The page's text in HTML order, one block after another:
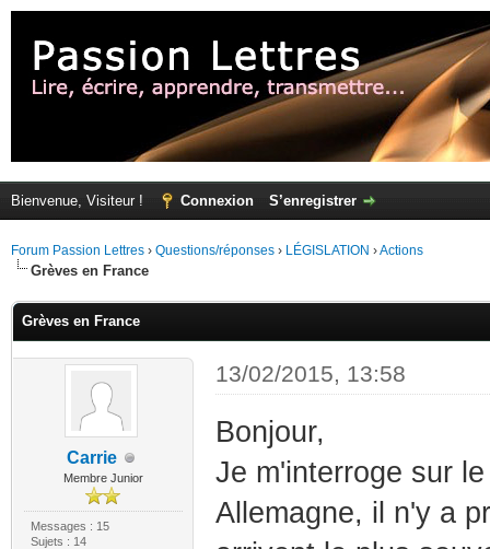
Bienvenue, Visiteur ! Connexion S’enregistrer
Forum Passion Lettres › Questions/réponses › LÉGISLATION ›Actions
Grèves en France
Grèves en France
Carrie
Membre Junior
Messages : 15
Sujets : 14
13/02/2015, 13:58
Bonjour,
Je m'interroge sur
Allemagne, il n'y a